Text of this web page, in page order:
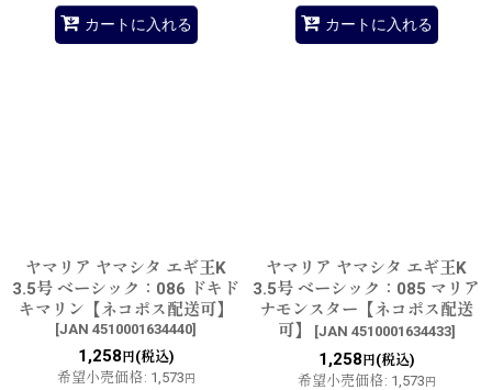
カートに入れる カートに入れる
ヤマリア ヤマシタ エギ王K
3.5号 ベーシック：086 ドキド
キマリン【ネコポス配送可】
[JAN 4510001634440]
1,258 円(税込)
希望小売価格: 1,573 円
ヤマリア ヤマシタ エギ王K
3.5号 ベーシック：085 マリア
ナモンスター【ネコポス配送
可】
[JAN 4510001634433]
1,258 円(税込)
希望小売価格: 1,573 円